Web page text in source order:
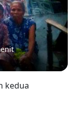
kedua